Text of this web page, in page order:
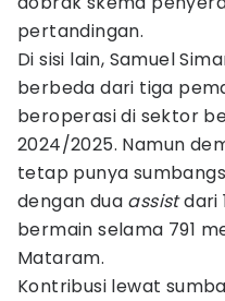
pertandingan.
Di sisi lain, Samuel
berbeda dari tiga
beroperasi di sektor
2024/2025. Namun
tetap punya
dengan dua assistdari
bermain selama 791
Mataram.
Kontribusi lewat